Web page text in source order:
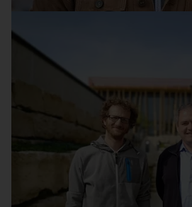
ACHEMA-Gründerpreis
So wird physikalische